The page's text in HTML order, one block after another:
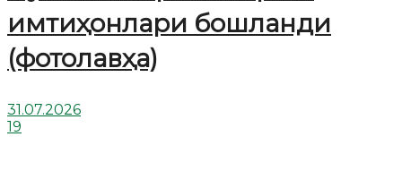
имтиҳонлари бошланди
(фотолавҳа)
31.07.2026
19